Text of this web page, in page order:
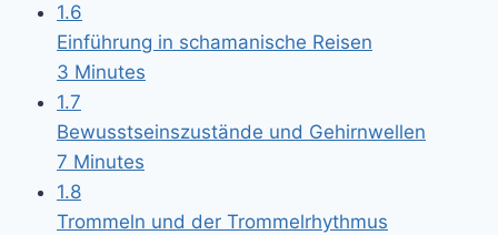
1.6
Einführung in schamanische Reisen
3 Minutes
1.7
Bewusstseinszustände und Gehirnwellen
7 Minutes
1.8
Trommeln und der Trommelrhythmus